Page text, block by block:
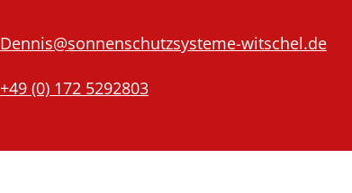
Dennis@sonnenschutzsysteme-witschel.de
+49 (0) 172 5292803